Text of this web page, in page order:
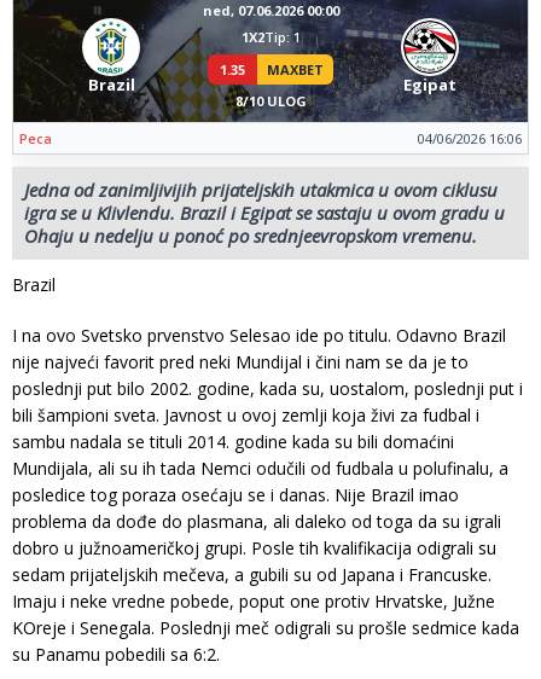
Brazil
ned, 07.06.2026 00:00
1X2Tip: 1
1.35
MAXBET
8/10 ULOG
Egipat
Peca 04/06/2026 16:06
Jedna od zanimljivijih prijateljskih utakmica u ovom ciklusu
igra se u Klivlendu. Brazil i Egipat se sastaju u ovom gradu u
Ohaju u nedelju u ponoć po srednjeevropskom vremenu.
Brazil
I na ovo Svetsko prvenstvo Selesao ide po titulu. Odavno Brazil
nije najveći favorit pred neki Mundijal i čini nam se da je to
poslednji put bilo 2002. godine, kada su, uostalom, poslednji put i
bili šampioni sveta. Javnost u ovoj zemlji koja živi za fudbal i
sambu nadala se tituli 2014. godine kada su bili domaćini
Mundijala, ali su ih tada Nemci odučili od fudbala u polufinalu, a
posledice tog poraza osećaju se i danas. Nije Brazil imao
problema da dođe do plasmana, ali daleko od toga da su igrali
dobro u južnoameričkoj grupi. Posle tih kvalifikacija odigrali su
sedam prijateljskih mečeva, a gubili su od Japana i Francuske.
Imaju i neke vredne pobede, poput one protiv Hrvatske, Južne
KOreje i Senegala. Poslednji meč odigrali su prošle sedmice kada
su Panamu pobedili sa 6:2.